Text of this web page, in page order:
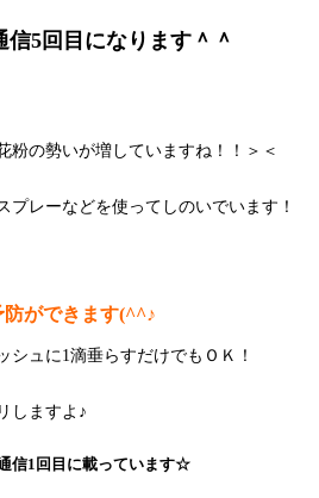
5回目になります＾＾
粉の勢いが増していますね！！＞＜
プレーなどを使ってしのいでいます！
ができます(^^♪
シュに1滴垂らすだけでもＯＫ！
しますよ♪
信1回目に載っています☆